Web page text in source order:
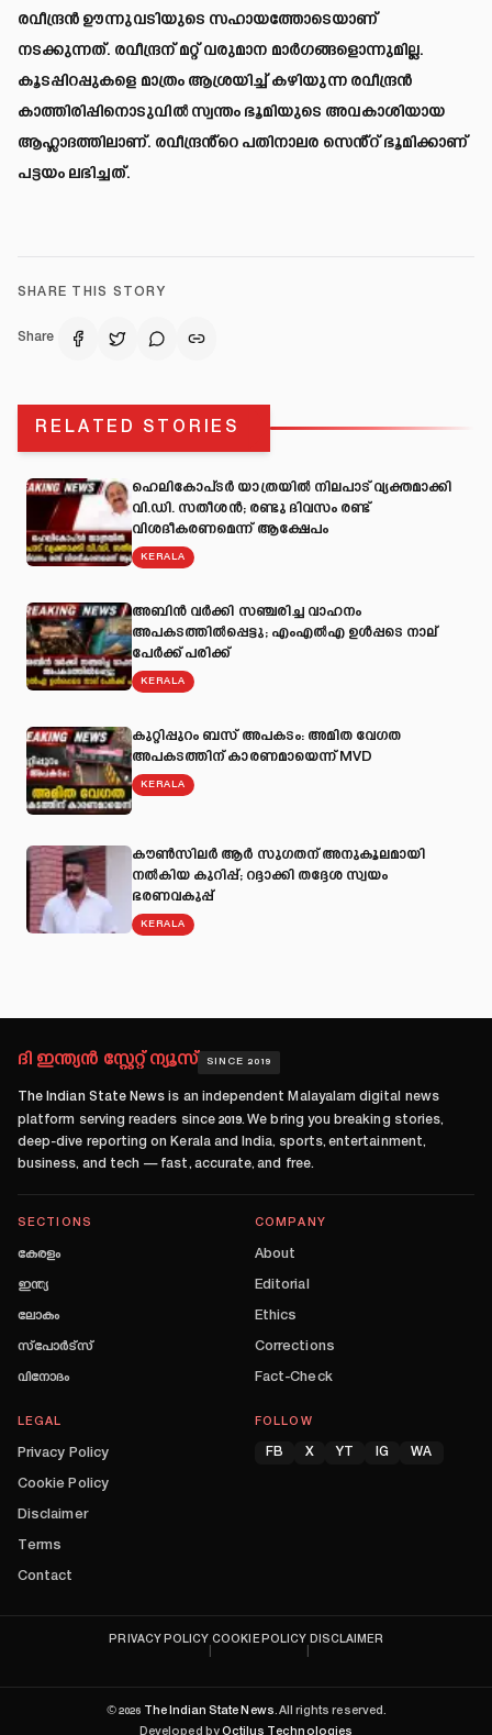
രവീന്ദ്രൻ ഊന്നുവടിയുടെ സഹായത്തോടെയാണ്
നടക്കുന്നത്. രവീന്ദ്രന് മറ്റ് വരുമാന മാർഗങ്ങളൊന്നുമില്ല.
കൂടപ്പിറപ്പുകളെ മാത്രം ആശ്രയിച്ച് കഴിയുന്ന രവീന്ദ്രൻ
കാത്തിരിപ്പിനൊടുവിൽ സ്വന്തം ഭൂമിയുടെ അവകാശിയായ
ആഹ്ലാദത്തിലാണ്. രവീന്ദ്രൻ്റെ പതിനാലര സെൻ്റ് ഭൂമിക്കാണ്
പട്ടയം ലഭിച്ചത്.
SHARE THIS STORY
Share
RELATED STORIES
ഹെലികോപ്ടർ യാത്രയിൽ നിലപാട് വ്യക്തമാക്കി
വി.ഡി. സതീശൻ; രണ്ടു ദിവസം രണ്ട്
വിശദീകരണമെന്ന് ആക്ഷേപം
KERALA
അബിന്‍ വര്‍ക്കി സഞ്ചരിച്ച വാഹനം
അപകടത്തില്‍പ്പെട്ടു; എംഎല്‍എ ഉള്‍പ്പടെ നാല്
പേര്‍ക്ക് പരിക്ക്
KERALA
കുറ്റിപ്പുറം ബസ് അപകടം: അമിത വേഗത
അപകടത്തിന് കാരണമായെന്ന് MVD
KERALA
കൗൺസിലർ ആർ സുഗതന് അനുകൂലമായി
നല്‍കിയ കുറിപ്പ്; റദ്ദാക്കി തദ്ദേശ സ്വയം
ഭരണവകുപ്പ്
KERALA
ദി ഇന്ത്യൻ സ്റ്റേറ്റ് ന്യൂസ് SINCE 2019
The Indian State News is an independent Malayalam digital news
platform serving readers since 2019. We bring you breaking stories,
deep-dive reporting on Kerala and India, sports, entertainment,
business, and tech — fast, accurate, and free.
SECTIONS
കേരളം
ഇന്ത്യ
ലോകം
സ്പോർട്സ്
വിനോദം
COMPANY
About
Editorial
Ethics
Corrections
Fact-Check
LEGAL
Privacy Policy
Cookie Policy
Disclaimer
Terms
Contact
FOLLOW
FB X YT IG WA
PRIVACY POLICY COOKIE POLICY DISCLAIMER
©2026 The Indian State News. All rights reserved.
Developed by Octilus Technologies